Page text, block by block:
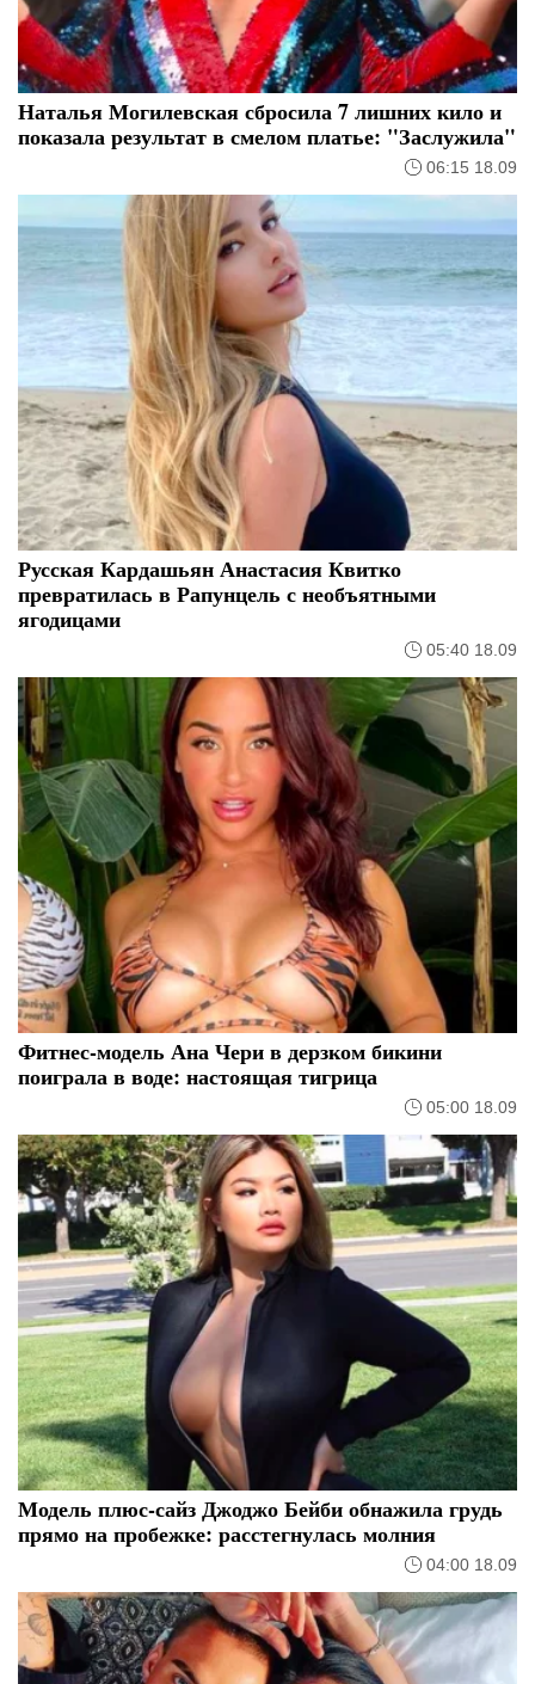
Наталья Могилевская сбросила 7 лишних кило и
показала результат в смелом платье: "Заслужила"
06:15 18.09
Русская Кардашьян Анастасия Квитко
превратилась в Рапунцель с необъятными
ягодицами
05:40 18.09
Фитнес-модель Ана Чери в дерзком бикини
поиграла в воде: настоящая тигрица
05:00 18.09
Модель плюс-сайз Джоджо Бейби обнажила грудь
прямо на пробежке: расстегнулась молния
04:00 18.09